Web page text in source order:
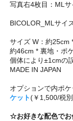
写真右4枚目：ML
BICOLOR_MLサイ
サイズ W：約25cm
約46cm * 裏地・ポ
個体により±1cmの
MADE IN JAPAN
オプションで内ポ
ケット(￥1,500/税
☆お好きな配色でお